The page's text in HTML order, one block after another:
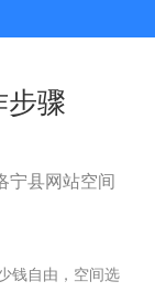
步骤
宁县网站空间
钱自由，空间选